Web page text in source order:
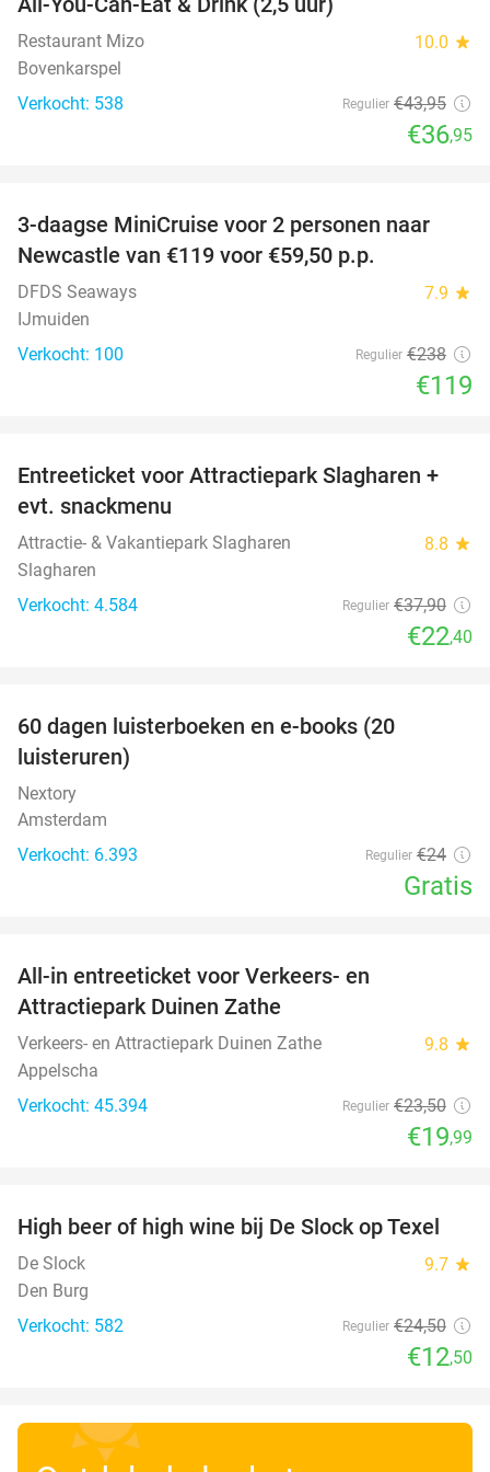
Restaurant Mizo 10.0 star
Bovenkarspel
Verkocht: 538
Regulier €43,95
€36,95
50%
3-daagse MiniCruise voor 2 personen naar
Newcastle van €119 voor €59,50 p.p.
DFDS Seaways 7.9 star
IJmuiden
Verkocht: 100
Regulier €238
€119
41%
Entreeticket voor Attractiepark Slagharen +
evt. snackmenu
Attractie- & Vakantiepark Slagharen 8.8 star
Slagharen
Verkocht: 4.584
Regulier €37,90
€22,40
60 dagen luisterboeken en e-books (20
luisteruren)
Nextory
Amsterdam
Verkocht: 6.393
Regulier €24
Gratis
All-in entreeticket voor Verkeers- en
Attractiepark Duinen Zathe
Verkeers- en Attractiepark Duinen Zathe 9.8 star
Appelscha
Verkocht: 45.394
Regulier €23,50
€19,99
49%
High beer of high wine bij De Slock op Texel
De Slock 9.7 star
Den Burg
Verkocht: 582
Regulier €24,50
€12,50